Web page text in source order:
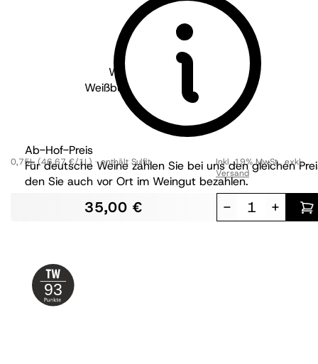
Weingut Knipser - Pfalz
Weißburgunder Kirschgarten GG
trocken
Ab-Hof-Preis
Für deutsche Weine zahlen Sie bei uns den gleichen
den Sie auch vor Ort im Weingut bezahlen.
0,75L (46,67 €/1L) enthält Sulfit
35,00 €
Inkl. 19% MwSt.,exkl.
Versand
- +
93